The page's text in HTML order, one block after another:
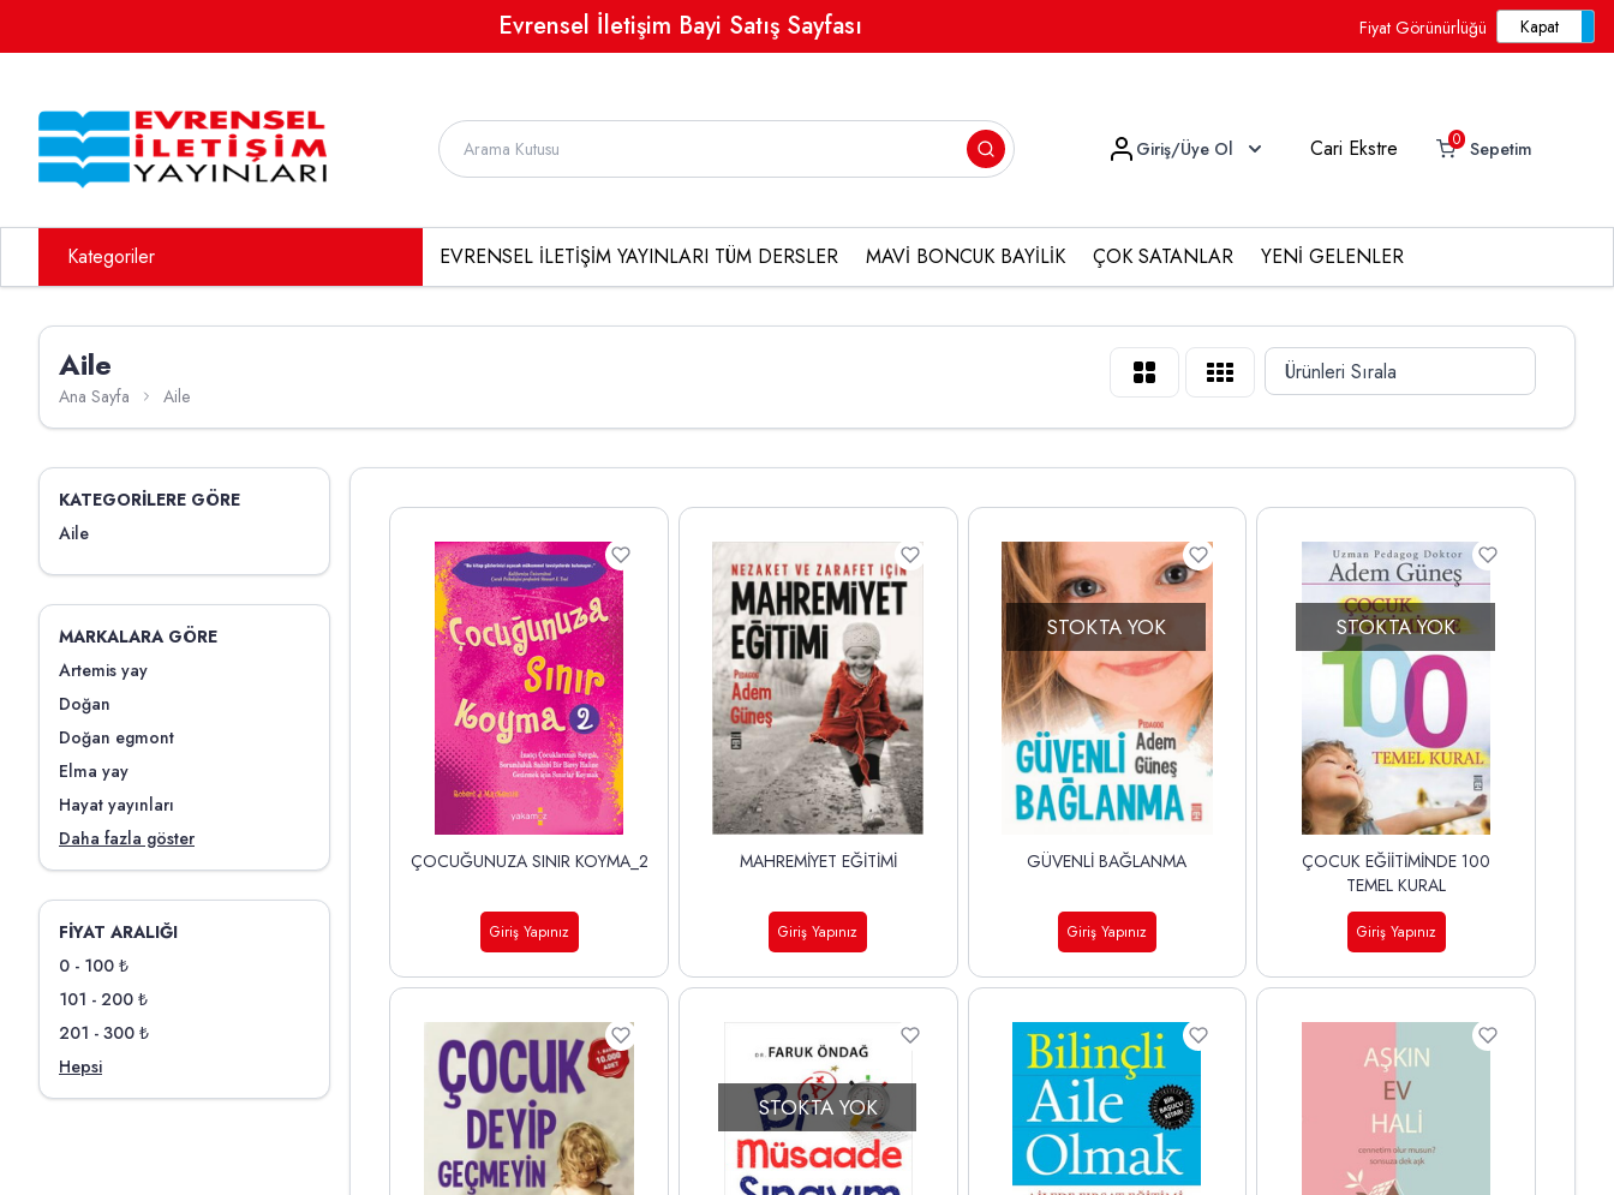
Evrensel İletişim Bayi Satış Sayfası Fiyat Görünürlüğü
Giriş/Üye Ol Cari Ekstre 0 Sepetim
Kategoriler EVRENSEL İLETİŞİM YAYINLARI TÜM DERSLER MAVİ BONCUK BAYİLİK ÇOK SATANLAR YENİ GELENLER
Aile
Ana Sayfa Aile
KATEGORILERE GÖRE
Aile
MARKALARA GÖRE
Artemis yay
Doğan
Doğan egmont
Elma yay
Hayat yayınları
Daha fazla göster
FIYAT ARALIĞI
0 - 100 ₺
101 - 200 ₺
201 - 300 ₺
Hepsi
ÇOCUĞUNUZA SINIR KOYMA_2
Giriş Yapınız
MAHREMİYET EĞİTİMİ
Giriş Yapınız
STOKTA YOK
GÜVENLİ BAĞLANMA
Giriş Yapınız
STOKTA YOK
ÇOCUK EĞİİTİMİNDE 100
TEMEL KURAL
Giriş Yapınız
STOKTA YOK